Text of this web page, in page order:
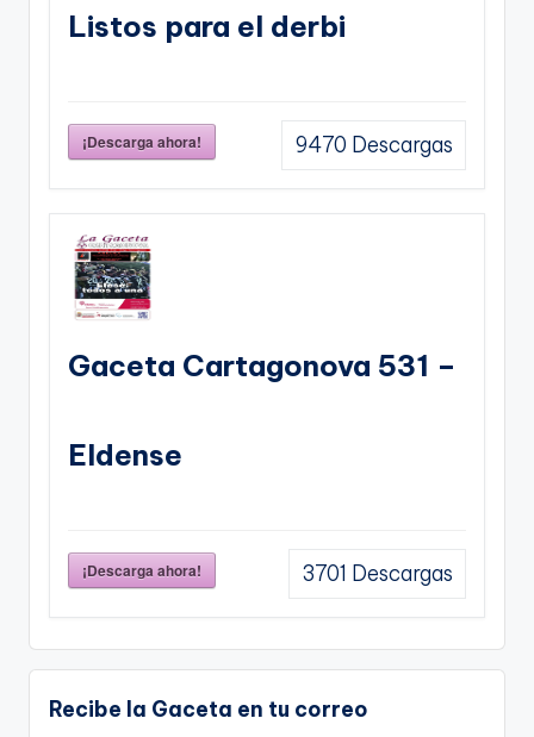
Listos para el derbi
¡Descarga ahora! 9470 Descargas
Gaceta Cartagonova 531 –
Eldense
¡Descarga ahora! 3701 Descargas
Recibe la Gaceta en tu correo